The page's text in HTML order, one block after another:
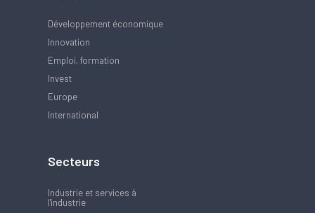
Développement économique
Innovation
Emploi, formation
Invest
Europe
International
Secteurs
Industrie et services à
l'industrie